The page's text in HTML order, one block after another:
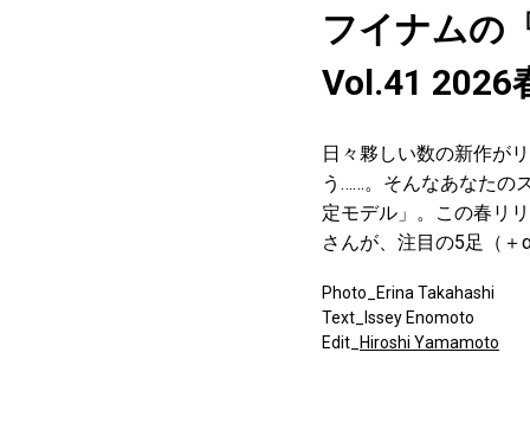
フイナムの
Vol.41 2026
日々夥しい数の新作が
う……。そんなあなたの
定モデル」。この春リ
さんが、注目の5足（
Photo_Erina Takahashi
Text_Issey Enomoto
Edit_
Hiroshi Yamamoto